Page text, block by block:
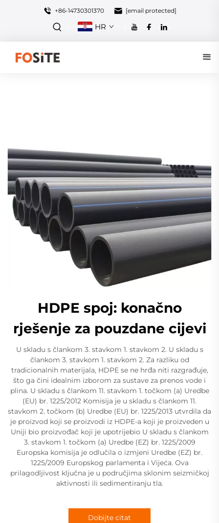
+86-14730301370 [email protected]
HR
HDPE spoj: konačno
rješenje za pouzdane cijevi
U skladu s člankom 3. stavkom 1. stavkom 2. U skladu s
člankom 3. stavkom 1. stavkom 2. Za razliku od
tradicionalnih materijala, HDPE se ne hrđa niti razgrađuje,
što ga čini idealnim izborom za sustave za prenos vode i
plina. U skladu s člankom 11. stavkom 1. točkom (a) Uredbe
(EU) br. 1225/2012 Komisija je u skladu s člankom 11.
stavkom 2. točkom (b) Uredbe (EU) br. 1225/2013 utvrdila da
je proizvod koji se proizvodi iz HDPE-a koji je proizveden u
Uniji bio proizvođač koji je upotrijebio U skladu s člankom
3. stavkom 1. točkom (a) Uredbe (EZ) br. 1225/2009
Europska komisija je odlučila o izmjeni Uredbe (EZ) br.
1225/2009 Europskog parlamenta i Vijeća. Ova
prilagodljivost ključna je u područjima sklonim seizmičkoj
aktivnosti ili sedimentiranju tla.
Dobijte citat